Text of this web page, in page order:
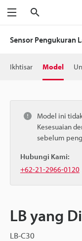
Menu
Sensor Pengukuran
Ikhtisar Model
Model ini
Kesesuaian
sebelum
Hubungi Kami:
+62-21-2966-0120
LB yang
LB-C30